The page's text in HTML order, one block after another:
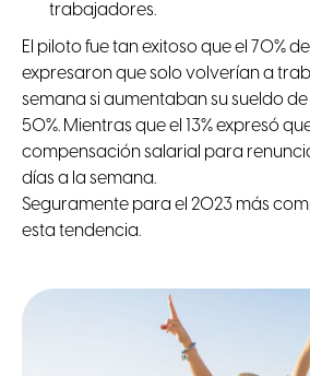
trabajadores.
El piloto fue tan exitoso que el 70%
expresaron que solo volverían a
semana si aumentaban su sueldo de
50%. Mientras que el 13% expresó
compensación salarial para
días a la semana.
Seguramente para el 2023 más
esta tendencia.